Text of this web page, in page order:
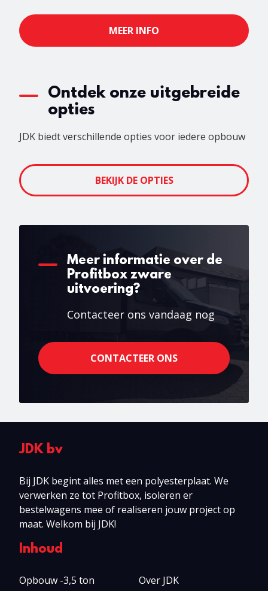
MEER INFO
Ontdek onze uitgebreide
opties
JDK biedt verschillende opties voor iedere opbouw
BEKIJK DE OPTIES
Meer informatie over de
Profitbox zware
uitvoering?
Contacteer ons vandaag nog
CONTACTEER ONS
JDK bv
Bij JDK begint alles met een polyesterplaat. We
verwerken ze tot Profitbox, isoleren er
bestelwagens mee of realiseren jouw project op
maat. Welkom bij JDK!
Inhoud
Opbouw -3,5 ton
Over JDK